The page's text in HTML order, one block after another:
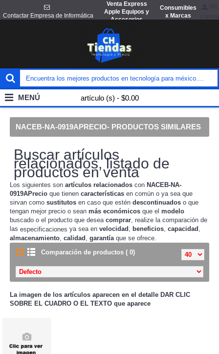
Contactar Empresa de Informática
Venta Express
Apple Equipos y
Accesorios
Consumibles
x Marcas
artículo (s) - $0.00
MENÚ
NACEB-NA-0919APRECIO- PRODUCTOS SIMILARES
Buscar artículos
relacionados, listado de
productos en venta
Los siguientes son artículos relacionados con NACEB-NA-
0919APrecio que tienen características en común o ya sea que
sirvan como sustitutos en caso que estén descontinuados o que
tengan mejor precio o sean más económicos que el modelo
buscado o el producto que desea comprar, realize la comparación de
las especificaciones ya sea en velocidad , beneficios, capacidad ,
almacenamiento calidad garantía que se ofrece.
Comparación de productos ( 0)
La imagen de los artículos aparecen en el detalle DAR CLIC
SOBRE EL CUADRO O EL TEXTO que aparece